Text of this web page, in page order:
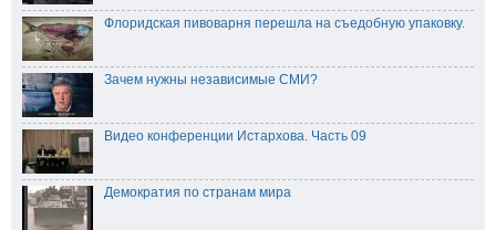
Флоридская пивоварня перешла на съедобную упаковку.
Зачем нужны независимые СМИ?
Видео конференции Истархова. Часть 09
Демократия по странам мира